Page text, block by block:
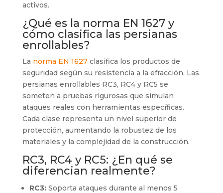
activos.
¿Qué es la norma EN 1627 y
cómo clasifica las persianas
enrollables?
La norma EN 1627clasifica los productos de
seguridad según su resistencia a la efracción. Las
persianas enrollables RC3, RC4 y RC5 se
someten a pruebas rigurosas que simulan
ataques reales con herramientas específicas.
Cada clase representa un nivel superior de
protección, aumentando la robustez de los
materiales y la complejidad de la construcción.
RC3, RC4 y RC5: ¿En qué se
diferencian realmente?
RC3:Soporta ataques durante al menos 5